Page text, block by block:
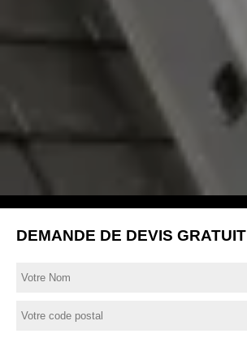
DEMANDE DE DEVIS GRATUIT